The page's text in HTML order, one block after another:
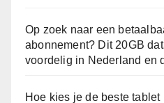
Op zoek naar een
abonnement? Dit 20GB
voordelig in Nederland en
Hoe kies je de beste tablet